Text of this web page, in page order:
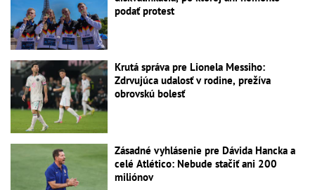
podať protest
Krutá správa pre Lionela Messiho:
Zdrvujúca udalosť v rodine, prežíva
obrovskú bolesť
Zásadné vyhlásenie pre Dávida Hancka a
celé Atlético: Nebude stačiť ani 200
miliónov